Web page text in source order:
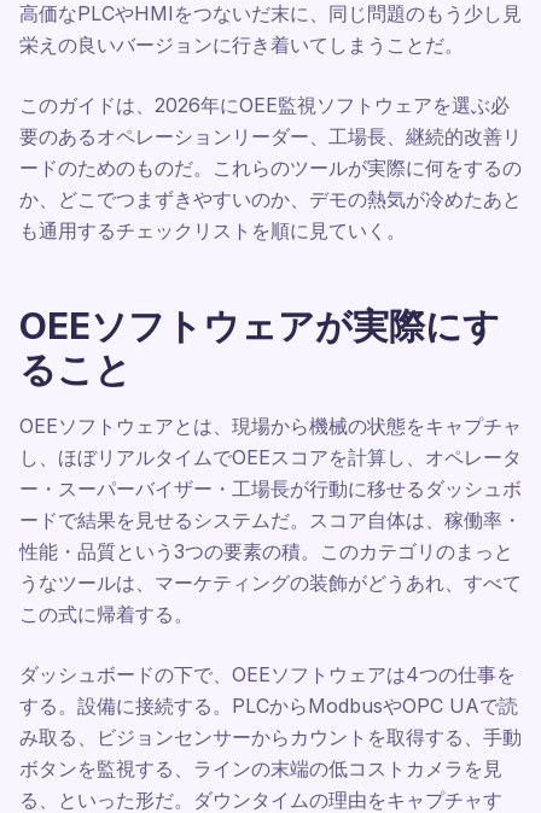
高価なPLCやHMIをつないだ末に、同じ問題のもう少し見
栄えの良いバージョンに行き着いてしまうことだ。
このガイドは、2026年にOEE監視ソフトウェアを選ぶ必
要のあるオペレーションリーダー、工場長、継続的改善リ
ードのためのものだ。これらのツールが実際に何をするの
か、どこでつまずきやすいのか、デモの熱気が冷めたあと
も通用するチェックリストを順に見ていく。
OEEソフトウェアが実際にす
ること
OEEソフトウェアとは、現場から機械の状態をキャプチャ
し、ほぼリアルタイムでOEEスコアを計算し、オペレータ
ー・スーパーバイザー・工場長が行動に移せるダッシュボ
ードで結果を見せるシステムだ。スコア自体は、稼働率・
性能・品質という3つの要素の積。このカテゴリのまっと
うなツールは、マーケティングの装飾がどうあれ、すべて
この式に帰着する。
ダッシュボードの下で、OEEソフトウェアは4つの仕事を
する。設備に接続する。PLCからModbusやOPC UAで読
み取る、ビジョンセンサーからカウントを取得する、手動
ボタンを監視する、ラインの末端の低コストカメラを見
る、といった形だ。ダウンタイムの理由をキャプチャす